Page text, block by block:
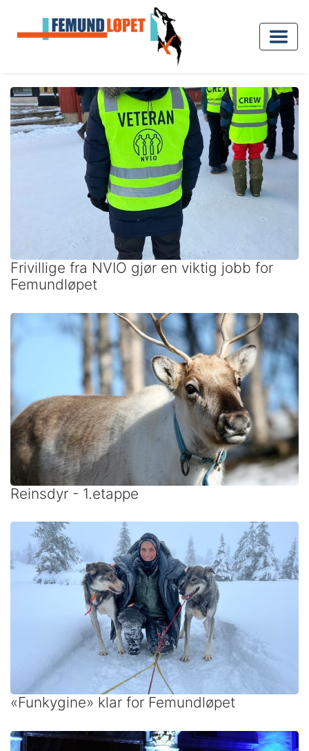
Frivillige fra NVIO gjør en viktig jobb for
Femundløpet
Reinsdyr - 1.etappe
«Funkygine» klar for Femundløpet